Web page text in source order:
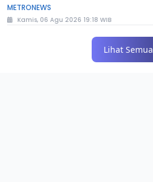
METRONEWS
Kamis, 06 Agu 2026 19:18 WIB
Lihat Semua